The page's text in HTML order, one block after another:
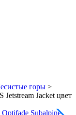
горы >
Jacket цвет